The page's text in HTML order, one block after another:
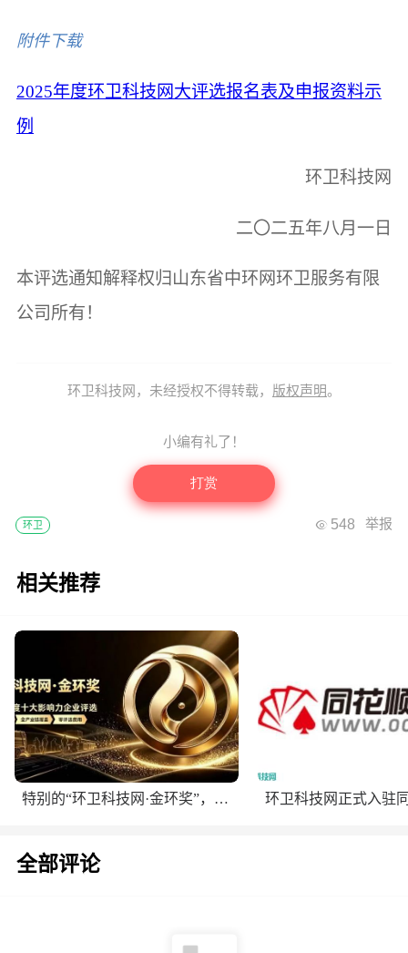
附件下载
2025年度环卫科技网大评选报名表及申报资料示
例
环卫科技网
二〇二五年八月一日
本评选通知解释权归山东省中环网环卫服务有限
公司所有！
环卫科技网，未经授权不得转载， 版权声明。
小编有礼了！
打赏
环卫 举报
548
相关推荐
特别的“环卫科技网·金环奖”，给特别的你！ 环卫科技网正式入驻
全部评论